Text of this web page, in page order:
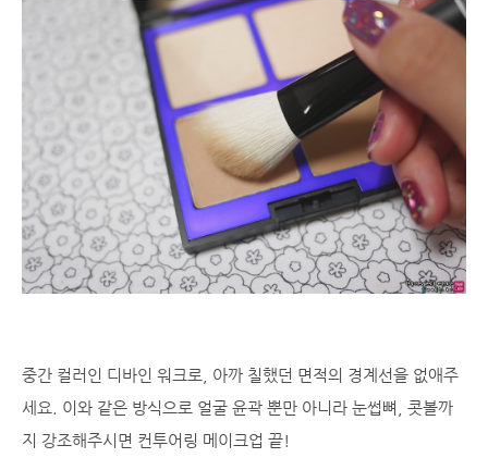
중간 컬러인 디바인 워크로, 아까 칠했던 면적의 경계선을 없애주
세요. 이와 같은 방식으로 얼굴 윤곽 뿐만 아니라 눈썹뼈, 콧볼까
지 강조해주시면 컨투어링 메이크업 끝!